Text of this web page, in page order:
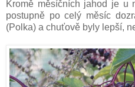
Kromě měsíčních jahod je u
postupně po celý měsíc
(Polka) a chuťově byly lepší,